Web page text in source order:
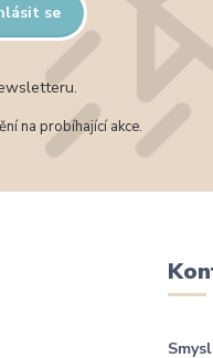
se
na probíhající akce.